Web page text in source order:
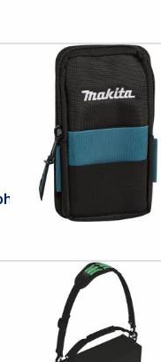
Makita Smartphone Gürteltasche XL
Folgen Sie uns auf